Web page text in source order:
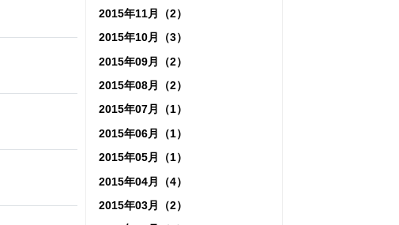
2015年11月（2）
2015年10月（3）
2015年09月（2）
2015年08月（2）
2015年07月（1）
2015年06月（1）
2015年05月（1）
2015年04月（4）
2015年03月（2）